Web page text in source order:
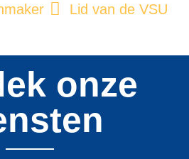
Lid van de VSU
onze